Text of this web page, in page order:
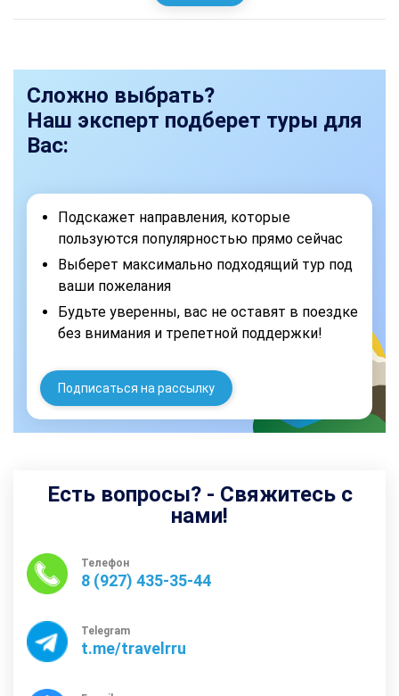
Сложно выбрать?
Наш эксперт подберет туры для
Вас:
Подскажет направления, которые
пользуются популярностью прямо сейчас
Выберет максимально подходящий тур под
ваши пожелания
Будьте уверенны, вас не оставят в поездке
без внимания и трепетной поддержки!
Подписаться на рассылку
Есть вопросы? - Свяжитесь с
нами!
Телефон
8 (927) 435-35-44
Telegram
t.me/travelrru